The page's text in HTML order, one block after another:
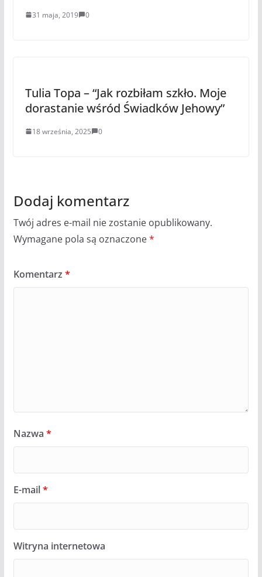
31 maja, 2019 0
Tulia Topa – “Jak rozbiłam szkło. Moje
dorastanie wśród Świadków Jehowy”
18 września, 2025 0
Dodaj komentarz
Twój adres e-mail nie zostanie opublikowany.
Wymagane pola są oznaczone*
Komentarz *
Nazwa *
E-mail*
Witryna internetowa